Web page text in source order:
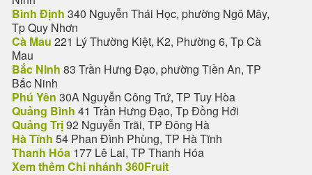
Bình Định 340 Nguyễn Thái Học, phường Ngô Mây,
Tp Quy Nhơn
Cà Mau 221 Lý Thường Kiệt, K2, Phường 6, Tp Cà
Mau
Bắc Ninh 83 Trần Hưng Đạo, phường Tiền An, TP
Bắc Ninh
Phú Yên 30A Nguyễn Công Trứ, TP Tuy Hòa
Quảng Bình 41 Trần Hưng Đạo, Tp Đồng Hới
Quảng Trị92 Nguyễn Trãi, TP Đông Hà
Hà Tĩnh 54 Phan Đình Phùng, TP Hà Tĩnh
Thanh Hóa 177 Lê Lai, TP Thanh Hóa
Xem thêm Chi nhánh 360Fruit